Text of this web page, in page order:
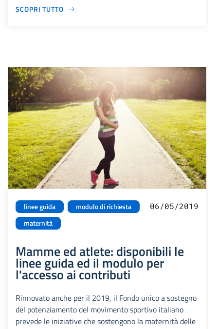
SCOPRI TUTTO
linee guida
modulo di richiesta
maternità
06/05/2019
Mamme ed atlete: disponibili le
linee guida ed il modulo per
l'accesso ai contributi
Rinnovato anche per il 2019, il Fondo unico a sostegno
del potenziamento del movimento sportivo italiano
prevede le iniziative che sostengono la maternità delle